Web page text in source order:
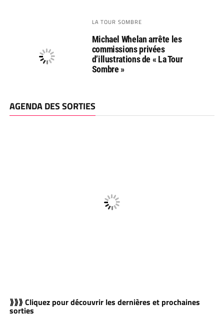
LA TOUR SOMBRE
Michael Whelan arrête les
commissions privées
d’illustrations de « La Tour
Sombre »
AGENDA DES SORTIES
⟫⟫⟫ Cliquez pour découvrir les dernières et prochaines
sorties